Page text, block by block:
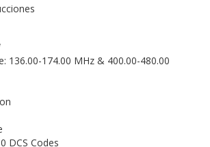
136.00-174.00 MHz & 400.00-480.00
DCS Codes